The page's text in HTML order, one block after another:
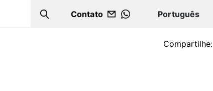
Search
Contato
WHATSAPP
Compartilhe: